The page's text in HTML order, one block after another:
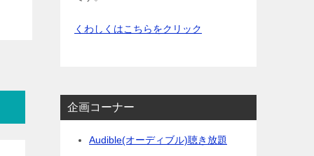
くわしくはこちらをクリック
企画コーナー
Audible(オーディブル)聴き放題